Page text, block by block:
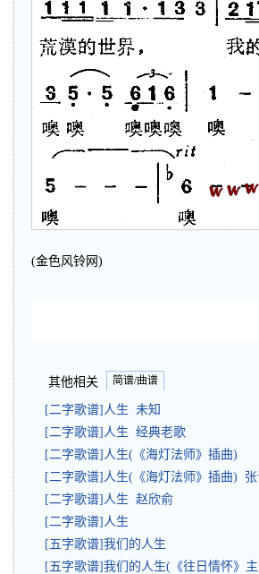
(金色风铃网)
其他相关 简谱/曲谱
[二字歌谱]人生 未知
[二字歌谱]人生 经典老歌
[二字歌谱]人生(《海灯法师》插曲)
[二字歌谱]人生(《海灯法师》插曲)
[二字歌谱]人生 赵欣俞
[二字歌谱]人生
[五字歌谱]我们的人生
[五字歌谱]我们的人生(《往日情怀》